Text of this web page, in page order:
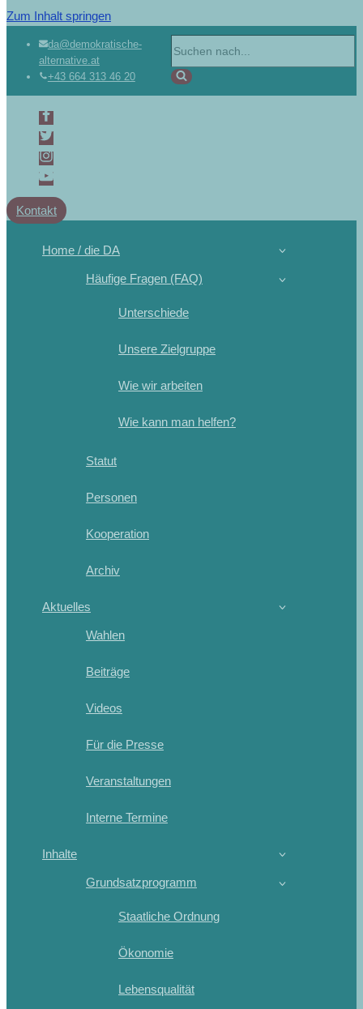
Zum Inhalt springen
da@demokratische-
alternative.at
+43 664 313 46 20
Kontakt
Home / die DA
Häufige Fragen (FAQ)
Unterschiede
Unsere Zielgruppe
Wie wir arbeiten
Wie kann man helfen?
Statut
Personen
Kooperation
Archiv
Aktuelles
Wahlen
Beiträge
Videos
Für die Presse
Veranstaltungen
Interne Termine
Inhalte
Grundsatzprogramm
Staatliche Ordnung
Ökonomie
Lebensqualität